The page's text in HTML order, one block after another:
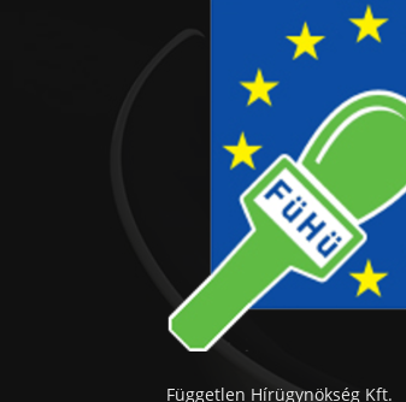
Független Hírügynökség Kft.